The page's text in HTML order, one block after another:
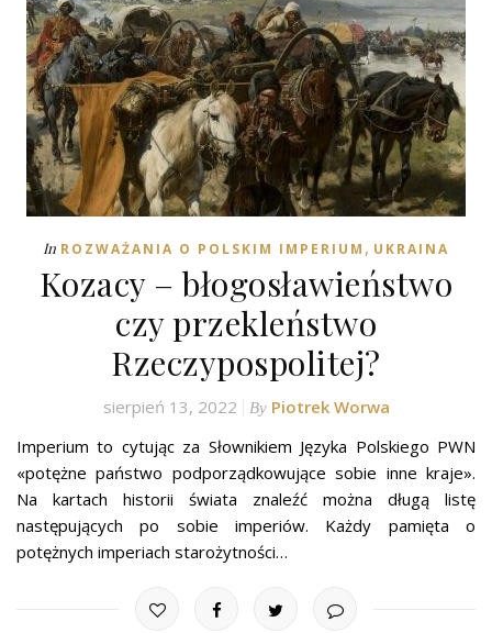
In ROZWAŻANIA O POLSKIM IMPERIUM , UKRAINA
Kozacy – błogosławieństwo
czy przekleństwo
Rzeczypospolitej?
sierpień 13, 2022 By Piotrek Worwa
Imperium to cytując za Słownikiem Języka Polskiego PWN
«potężne państwo podporządkowujące sobie inne kraje».
Na kartach historii świata znaleźć można długą listę
następujących po sobie imperiów. Każdy pamięta o
potężnych imperiach starożytności…